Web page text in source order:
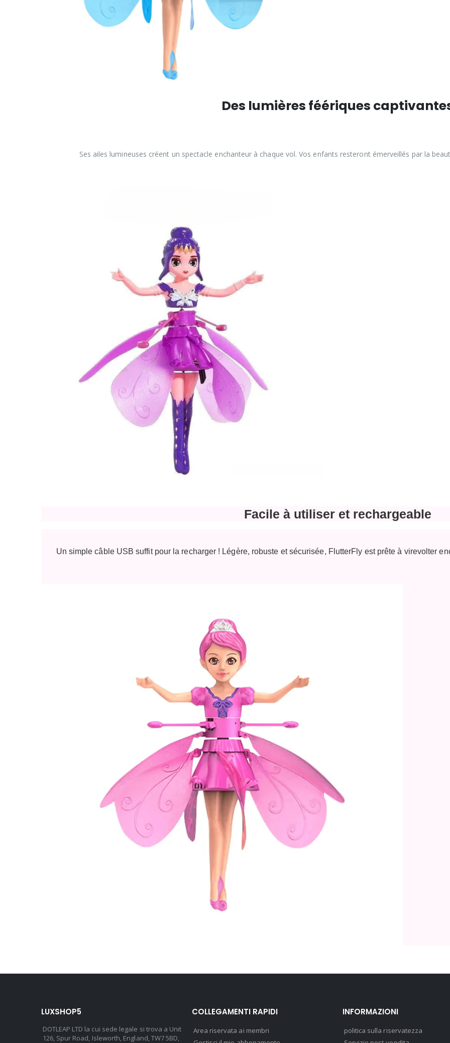
Des lumières féériques
Ses ailes lumineuses créent un spectacle enchanteur à chaque vol. Vos enfants resteront émerveillés par la
Facile à utiliser et rechargeable
Un simple câble USB suffit pour la recharger ! Légère, robuste et sécurisée, FlutterFly est prête à virevolter
LUXSHOP5
DOTLEAP LTD la cui sede legale si trova a Unit
126, Spur Road, Isleworth, England, TW7 5BD,
COLLEGAMENTI RAPIDI
Area riservata ai membri
INFORMAZIONI
politica sulla riservatezza